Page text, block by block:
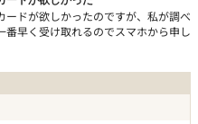
ドが欲しかったのですが、私が調べ
早く受け取れるのでスマホから申し